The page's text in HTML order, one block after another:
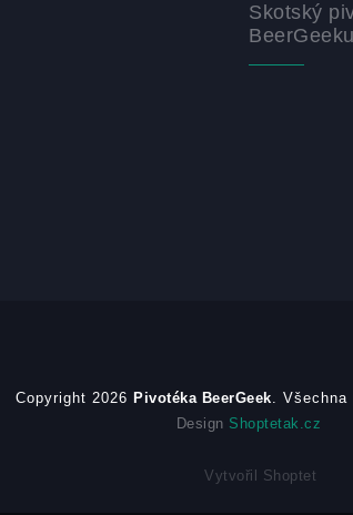
Skotský
BeerGeeku
Copyright 2026 Pivotéka BeerGeek. Všechna
Design Shoptetak.cz
Vytvořil Shoptet